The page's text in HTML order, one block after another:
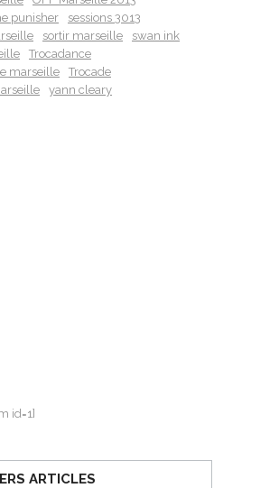
punisher
sessions 3013
sortir marseille
swan ink
Trocadance
marseille
Trocade
yann cleary
id=1]
ARTICLES